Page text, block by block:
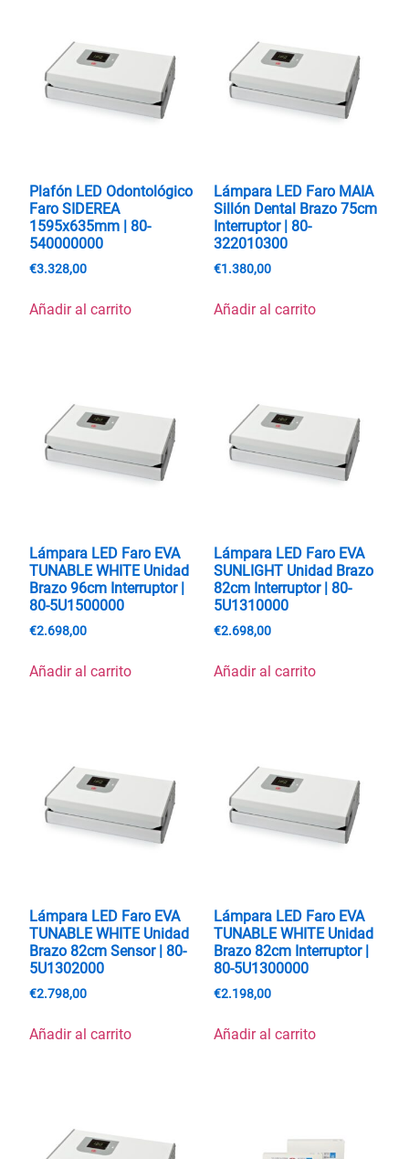
Plafón LED Odontológico
Faro SIDEREA
1595x635mm | 80-
540000000
€3.328,00
Añadir al carrito
Lámpara LED Faro MAIA
Sillón Dental Brazo 75cm
Interruptor | 80-
322010300
€1.380,00
Añadir al carrito
Lámpara LED Faro EVA
TUNABLE WHITE Unidad
Brazo 96cm Interruptor |
80-5U1500000
€2.698,00
Añadir al carrito
Lámpara LED Faro EVA
SUNLIGHT Unidad Brazo
82cm Interruptor | 80-
5U1310000
€2.698,00
Añadir al carrito
Lámpara LED Faro EVA
TUNABLE WHITE Unidad
Brazo 82cm Sensor | 80-
5U1302000
€2.798,00
Añadir al carrito
Lámpara LED Faro EVA
TUNABLE WHITE Unidad
Brazo 82cm Interruptor |
80-5U1300000
€2.198,00
Añadir al carrito